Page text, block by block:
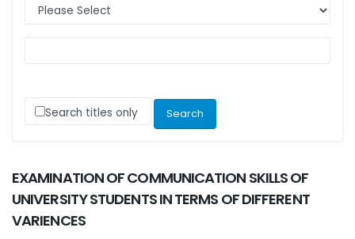
Search titles only
EXAMINATION OF COMMUNICATION SKILLS OF
UNIVERSITY STUDENTS IN TERMS OF DIFFERENT
VARIENCES